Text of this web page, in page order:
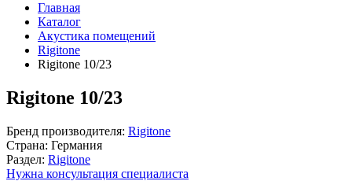
Главная
Каталог
Акустика помещений
Rigitone
Rigitone 10/23
Rigitone 10/23
Бренд производителя: Rigitone
Страна: Германия
Раздел: Rigitone
Нужна консультация специалиста